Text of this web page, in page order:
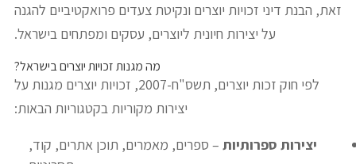
זאת, הבנת דיני זכויות יוצרים ונקיטת צעדים פרואקטיביים להגנה
על יצירות חיונית ליוצרים, עסקים ומפתחים בישראל.
מה מגנות זכויות יוצרים בישראל?
לפי חוק זכות יוצרים, תשס"ח-2007, זכויות יוצרים מגנות על
יצירות מקוריות בקטגוריות הבאות:
יצירות ספרותיות – ספרים, מאמרים, תוכן אתרים, קוד,